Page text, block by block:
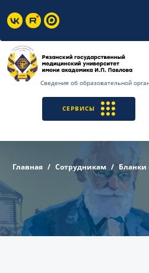
Сведения об образовательной
СЕРВИСЫ
Главная Сотрудникам